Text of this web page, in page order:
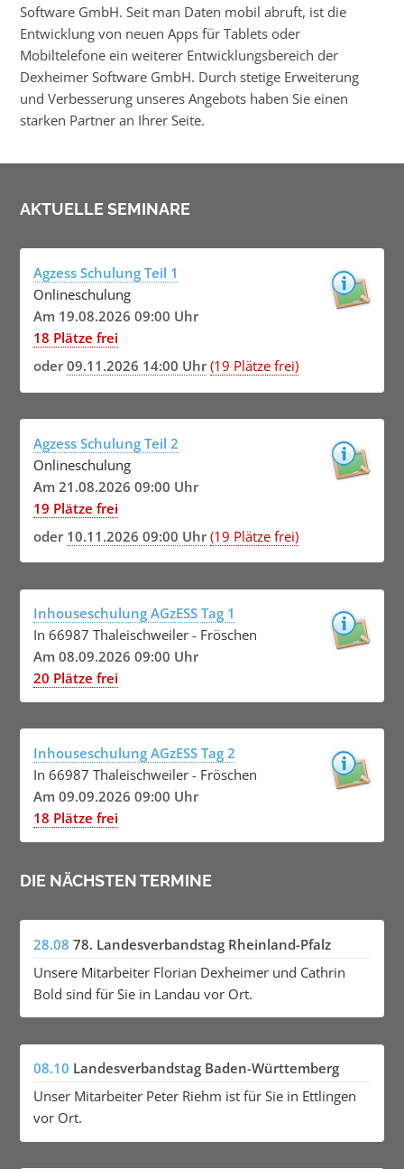
Software GmbH. Seit man Daten mobil abruft, ist die
Entwicklung von neuen Apps für Tablets oder
Mobiltelefone ein weiterer Entwicklungsbereich der
Dexheimer Software GmbH. Durch stetige Erweiterung
und Verbesserung unseres Angebots haben Sie einen
starken Partner an Ihrer Seite.
AKTUELLE SEMINARE
Agzess Schulung Teil 1
Onlineschulung
Am 19.08.2026 09:00 Uhr
18 Plätze frei
oder09.11.2026 14:00 Uhr (19 Plätze frei)
Agzess Schulung Teil 2
Onlineschulung
Am 21.08.2026 09:00 Uhr
19 Plätze frei
oder 10.11.2026 09:00 Uhr (19 Plätze frei)
Inhouseschulung AGzESS Tag 1
In 66987 Thaleischweiler - Fröschen
Am 08.09.2026 09:00 Uhr
20 Plätze frei
Inhouseschulung AGzESS Tag 2
In 66987 Thaleischweiler - Fröschen
Am 09.09.2026 09:00 Uhr
18 Plätze frei
DIE NÄCHSTEN TERMINE
28.08 78. Landesverbandstag Rheinland-Pfalz
Unsere Mitarbeiter Florian Dexheimer und Cathrin
Bold sind für Sie in Landau vor Ort.
08.10 Landesverbandstag Baden-Württemberg
Unser Mitarbeiter Peter Riehm ist für Sie in Ettlingen
vor Ort.